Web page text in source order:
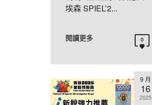
埃森 SPIEL’2...
閱讀更多 0
9 月
16
2025